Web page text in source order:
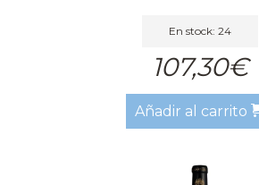
En stock: 24
107,30€
Añadir al carrito